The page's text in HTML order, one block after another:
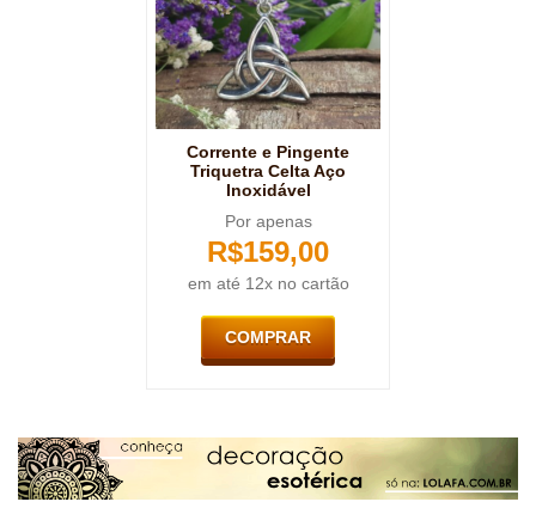
Corrente e Pingente
Triquetra Celta Aço
Inoxidável
Por apenas
R$159,00
em até 12x no cartão
COMPRAR